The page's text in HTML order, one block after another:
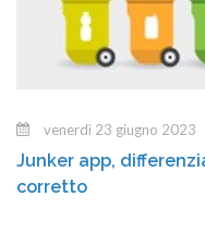
venerdì 23 giugno 2023
Junker app,
corretto